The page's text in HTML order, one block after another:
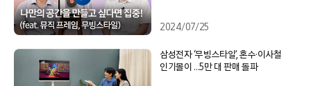
2024/07/25
삼성전자 ‘무빙스타일’, 혼수·이사철
인기몰이 …5만 대 판매 돌파